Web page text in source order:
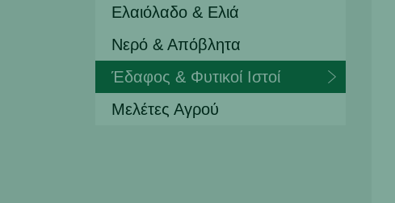
Ελαιόλαδο & Ελιά
Νερό & Απόβλητα
Έδαφος & Φυτικοί Ιστοί
Μελέτες Αγρού